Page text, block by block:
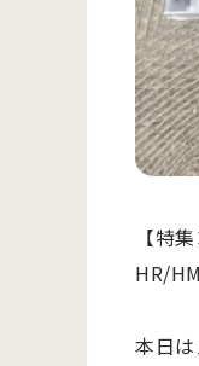
【特
HR/
本日は